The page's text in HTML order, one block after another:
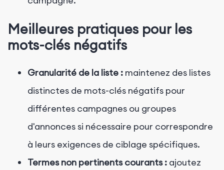
Meilleures pratiques pour les
mots-clés négatifs
Granularité de la liste : maintenez des listes
distinctes de mots-clés négatifs pour
différentes campagnes ou groupes
d'annonces si nécessaire pour correspondre
à leurs exigences de ciblage spécifiques.
Termes non pertinents courants : ajoutez